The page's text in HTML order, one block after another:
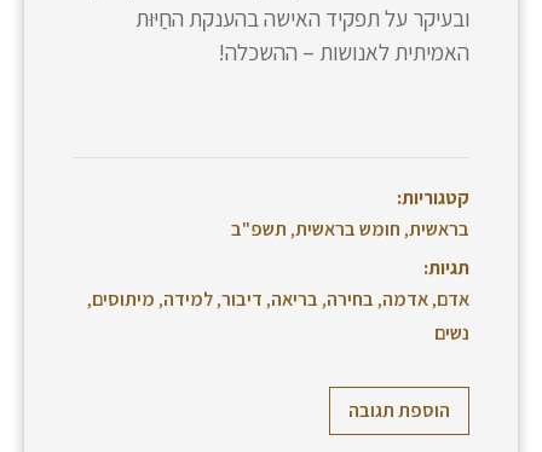
ובעיקר על תפקיד האישה בהענקת החַיּוּת
האמיתית לאנושות – ההשכלה!
קטגוריות:
בראשית, חומש בראשית, תשפ"ב
תגיות:
אדם,אדמה, בחירה, בריאה, דיבור,למידה, מיתוסים,
נשים
הוספת תגובה